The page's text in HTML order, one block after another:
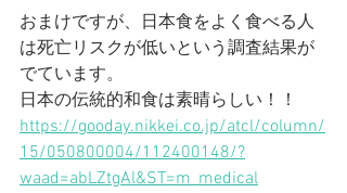
おまけですが、日本食をよく食べる人
は死亡リスクが低いという調査結果が
でています。
日本の伝統的和食は素晴らしい！！
https://gooday.nikkei.co.jp/atcl/column/
15/050800004/112400148/?
waad=abLZtgAl&ST=m_medical